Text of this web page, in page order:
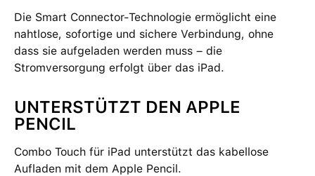
Die Smart Connector-Technologie ermöglicht eine
nahtlose, sofortige und sichere Verbindung, ohne
dass sie aufgeladen werden muss – die
Stromversorgung erfolgt über das iPad.
UNTERSTÜTZT DEN APPLE
PENCIL
Combo Touch für iPad unterstützt das kabellose
Aufladen mit dem Apple Pencil.